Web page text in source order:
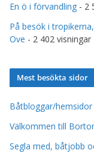
En ö i förvandling - 2
På besök i
Ove - 2 402 visningar
Mest besökta sidor
Båtbloggar/hemsidor
Välkommen till
Segla med, båtjobb